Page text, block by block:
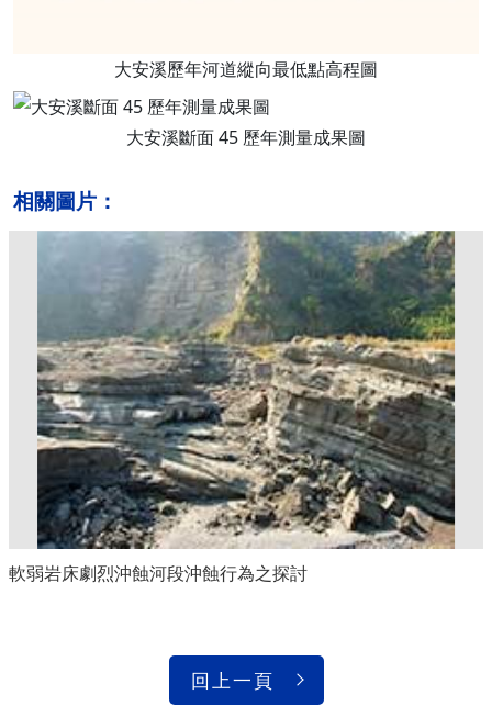
大安溪歷年河道縱向最低點高程圖
大安溪斷面 45 歷年測量成果圖
相關圖片：
軟弱岩床劇烈沖蝕河段沖蝕行為之探討
回上一頁